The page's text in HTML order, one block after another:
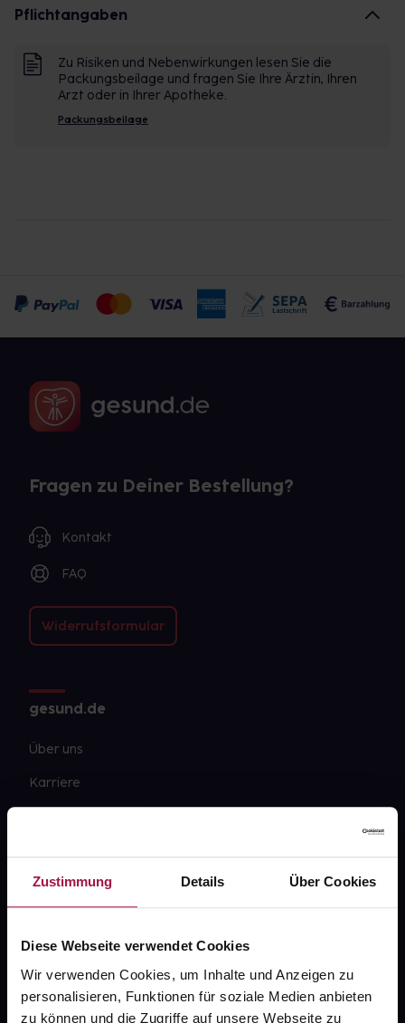
Zustimmung Details Über Cookies
Diese Webseite verwendet Cookies
Wir verwenden Cookies, um Inhalte und Anzeigen zu
personalisieren, Funktionen für soziale Medien anbieten
zu können und die Zugriffe auf unsere Webseite zu
Pflichtangaben
Zu Risiken und Nebenwirkungen lesen Sie die
Packungsbeilage und fragen Sie Ihre Ärztin, Ihren
Arzt oder in Ihrer Apotheke.
Packungsbeilage
Fragen zu Deiner Bestellung?
Kontakt
FAQ
Widerrufsformular
gesund.de
Über uns
Karriere
PAYBACK
Sanitätshäuser
Datenschutz
AGB